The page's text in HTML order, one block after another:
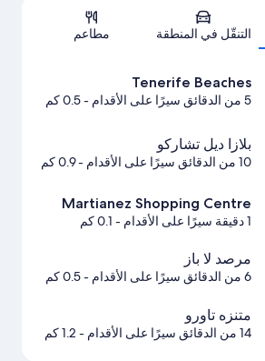
الخريطة
التنقّل في المنطقة مطاعم
Tenerife Beaches
5 من الدقائق سيرًا على الأقدام - 0.5 كم
بلازا ديل تشاركو
10 من الدقائق سيرًا على الأقدام - 0.9 كم
Martianez Shopping Centre
1 دقيقة سيرًا على الأقدام - 0.1 كم
مرصد لا باز
6 من الدقائق سيرًا على الأقدام - 0.5 كم
متنزه تاورو
14 من الدقائق سيرًا على الأقدام - 1.2 كم